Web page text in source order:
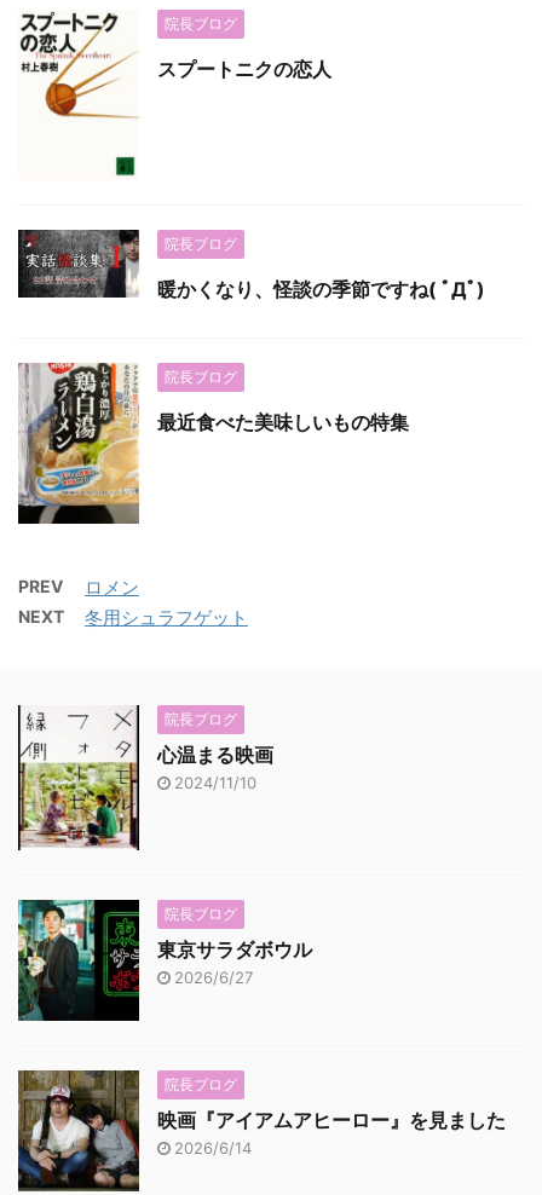
院長ブログ
スプートニクの恋人
院長ブログ
暖かくなり、怪談の季節ですね( ﾟДﾟ)
院長ブログ
最近食べた美味しいもの特集
PREV ロメン
NEXT 冬用シュラフゲット
院長ブログ
心温まる映画
2024/11/10
院長ブログ
東京サラダボウル
2026/6/27
院長ブログ
映画『アイアムアヒーロー』を見ました
2026/6/14